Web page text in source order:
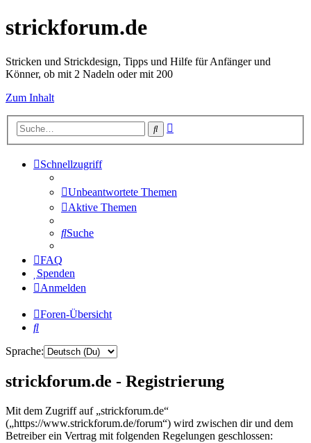
strickforum.de
Stricken und Strickdesign, Tipps und Hilfe für Anfänger und
Könner, ob mit 2 Nadeln oder mit 200
Zum Inhalt
Suche
Schnellzugriff
Unbeantwortete Themen
Aktive Themen
Suche
FAQ
Spenden
Anmelden
Foren-Übersicht
Suche
Sprache:
strickforum.de - Registrierung
Mit dem Zugriff auf „strickforum.de“
(„https://www.strickforum.de/forum“) wird zwischen dir und dem
Betreiber ein Vertrag mit folgenden Regelungen geschlossen: